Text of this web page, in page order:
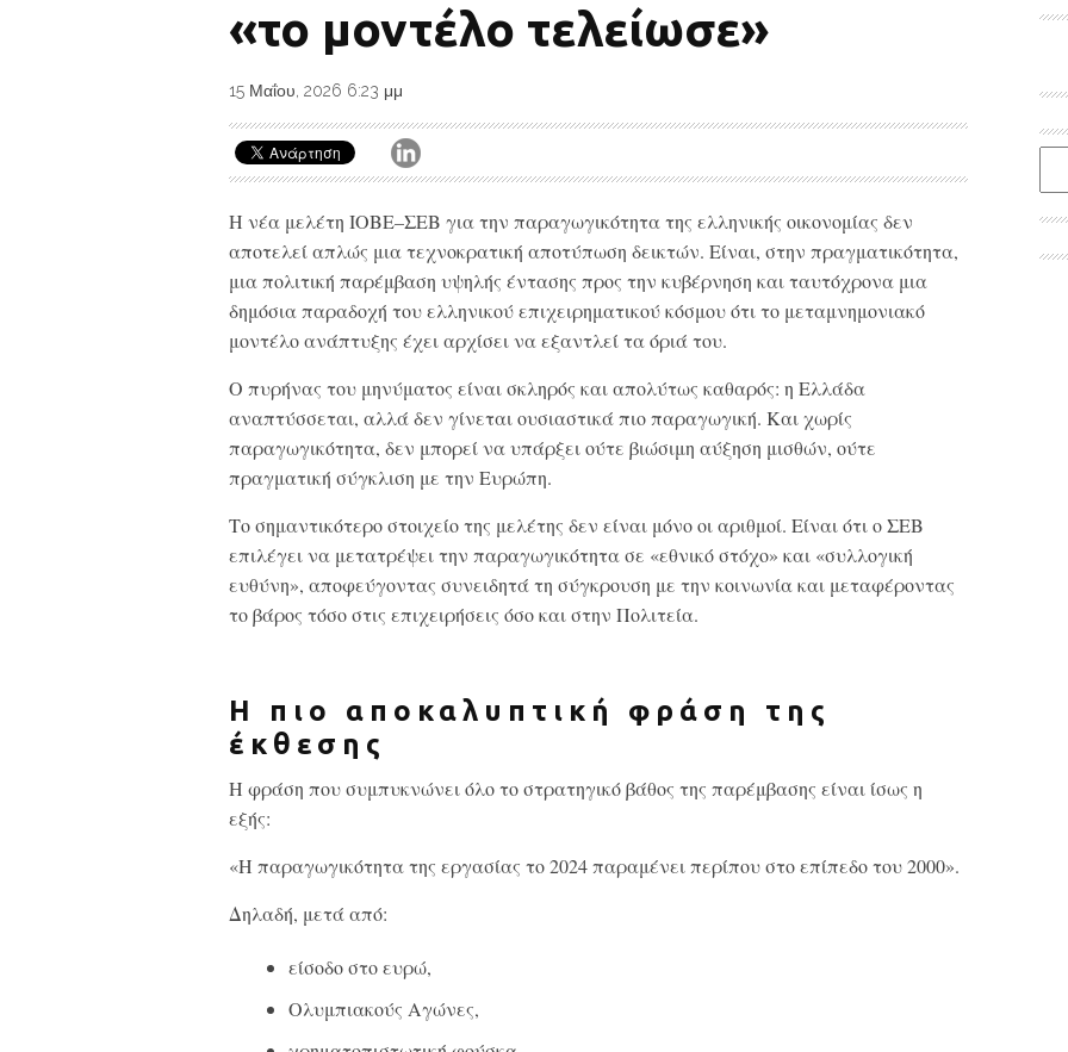
«το μοντέλο τελείωσε»
15 Μαΐου, 2026 6:23 μμ
Η νέα μελέτη ΙΟΒΕ–ΣΕΒ για την παραγωγικότητα της ελληνικής οικονομίας δεν
αποτελεί απλώς μια τεχνοκρατική αποτύπωση δεικτών. Είναι, στην πραγματικότητα,
μια πολιτική παρέμβαση υψηλής έντασης προς την κυβέρνηση και ταυτόχρονα μια
δημόσια παραδοχή του ελληνικού επιχειρηματικού κόσμου ότι το μεταμνημονιακό
μοντέλο ανάπτυξης έχει αρχίσει να εξαντλεί τα όριά του.
Ο πυρήνας του μηνύματος είναι σκληρός και απολύτως καθαρός: η Ελλάδα
αναπτύσσεται, αλλά δεν γίνεται ουσιαστικά πιο παραγωγική. Και χωρίς
παραγωγικότητα, δεν μπορεί να υπάρξει ούτε βιώσιμη αύξηση μισθών, ούτε
πραγματική σύγκλιση με την Ευρώπη.
Το σημαντικότερο στοιχείο της μελέτης δεν είναι μόνο οι αριθμοί. Είναι ότι ο ΣΕΒ
επιλέγει να μετατρέψει την παραγωγικότητα σε «εθνικό στόχο» και «συλλογική
ευθύνη», αποφεύγοντας συνειδητά τη σύγκρουση με την κοινωνία και μεταφέροντας
το βάρος τόσο στις επιχειρήσεις όσο και στην Πολιτεία.
Η πιο αποκαλυπτική φράση της
έκθεσης
Η φράση που συμπυκνώνει όλο το στρατηγικό βάθος της παρέμβασης είναι ίσως η
εξής:
«Η παραγωγικότητα της εργασίας το 2024 παραμένει περίπου στο επίπεδο του 2000».
Δηλαδή, μετά από:
είσοδο στο ευρώ,
Ολυμπιακούς Αγώνες,